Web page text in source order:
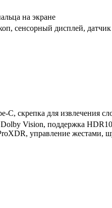
на экране
сенсорный дисплей,
C, скрепка для извлечения
Vision, поддержка
управление жестами,